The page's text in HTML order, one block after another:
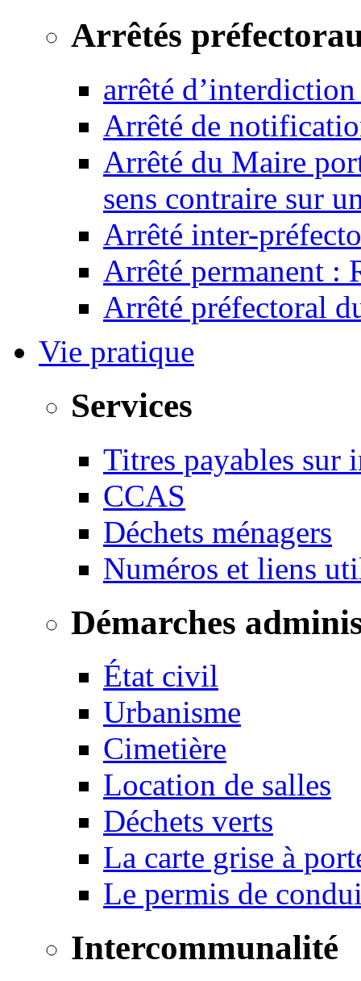
Arrêtés
arrêté
Arrêté de
Arrêté du Maire
sens contraire sur
Arrêté inter-
Arrêté permanent :
Arrêté préfectoral
Vie pratique
Services
Titres payables sur
CCAS
Déchets ménagers
Numéros et liens
Démarches
État civil
Urbanisme
Cimetière
Location de salles
Déchets verts
La carte grise à
Le permis de
Intercommunalité